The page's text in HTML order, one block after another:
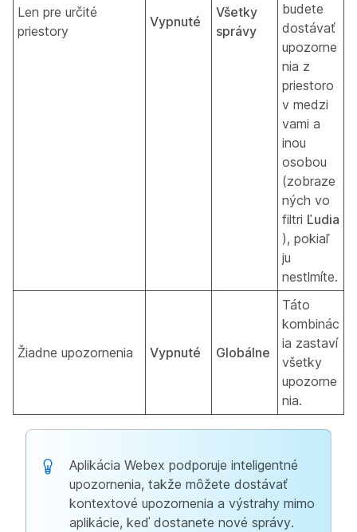
Len pre určité
priestory
Vypnuté
Všetky
správy
budete
dostávať
upozorne
nia z
priestoro
v medzi
vami a
inou
osobou
(zobraze
ných vo
filtri Ľudia
), pokiaľ
ju
nestlmíte.
Žiadne upozornenia Vypnuté Globálne
Táto
kombinác
ia zastaví
všetky
upozorne
nia.
Aplikácia Webex podporuje inteligentné
upozornenia, takže môžete dostávať
kontextové upozornenia a výstrahy mimo
aplikácie, keď dostanete nové správy.